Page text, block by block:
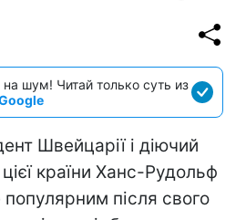
шум! Читай только суть из
Швейцарії і діючий
цієї країни Ханс-Рудольф
після свого